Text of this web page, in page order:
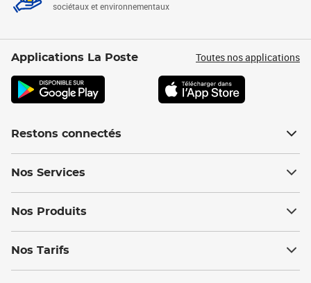
sociétaux et environnementaux
Applications La Poste Toutes nos applications
Restons connectés
Nos Services
Nos Produits
Nos Tarifs